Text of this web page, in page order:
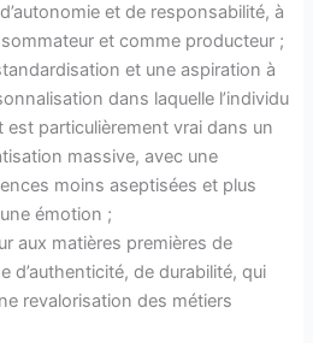
et de responsabilité, à
et comme producteur ;
et une aspiration à
dans laquelle l’individu
est particulièrement vrai dans un
massive, avec une
moins aseptisées et plus
émotion ;
aux matières premières de
d’authenticité, de durabilité, qui
revalorisation des métiers